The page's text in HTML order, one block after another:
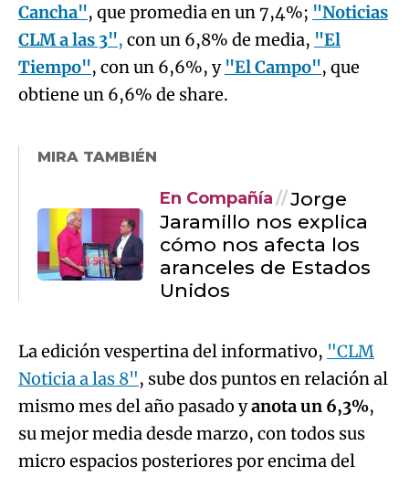
Cancha", que promedia en un 7,4%; "Noticias
CLM a las 3", con un 6,8% de media, "El
Tiempo", con un 6,6%, y "El Campo", que
obtiene un 6,6% de share.
MIRA TAMBIÉN
En Compañía
Jorge
Jaramillo nos explica
cómo nos afecta los
aranceles de Estados
Unidos
La edición vespertina del informativo, "CLM
Noticia a las 8", sube dos puntos en relación al
mismo mes del año pasado yanota un 6,3%,
su mejor media desde marzo, con todos sus
micro espacios posteriores por encima del